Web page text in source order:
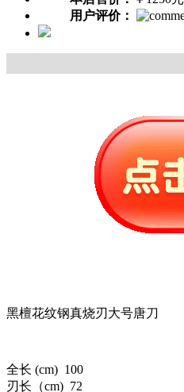
用户评价：
黑檀花纹钢真烧刃大号唐刀
全长 (cm) 100
刃长（cm) 72